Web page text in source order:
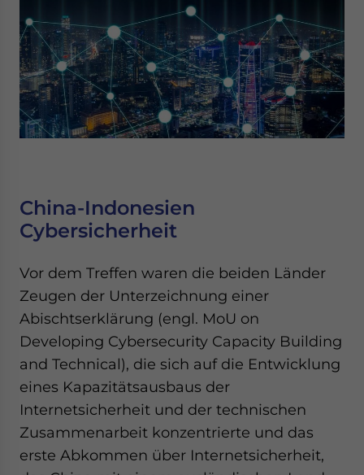
China-Indonesien
Cybersicherheit
Vor dem Treffen waren die beiden Länder
Zeugen der Unterzeichnung einer
Abischtserklärung (engl. MoU on
Developing Cybersecurity Capacity Building
and Technical), die sich auf die Entwicklung
eines Kapazitätsausbaus der
Internetsicherheit und der technischen
Zusammenarbeit konzentrierte und das
erste Abkommen über Internetsicherheit,